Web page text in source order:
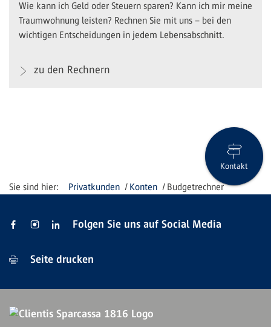
Wie kann ich Geld oder Steuern sparen? Kann ich mir meine
Traumwohnung leisten? Rechnen Sie mit uns – bei den
wichtigen Entscheidungen in jedem Lebensabschnitt.
zu den Rechnern
Privatkunden Konten Budgetrechner
Kontakt
Folgen Sie uns auf Social Media
Seite drucken